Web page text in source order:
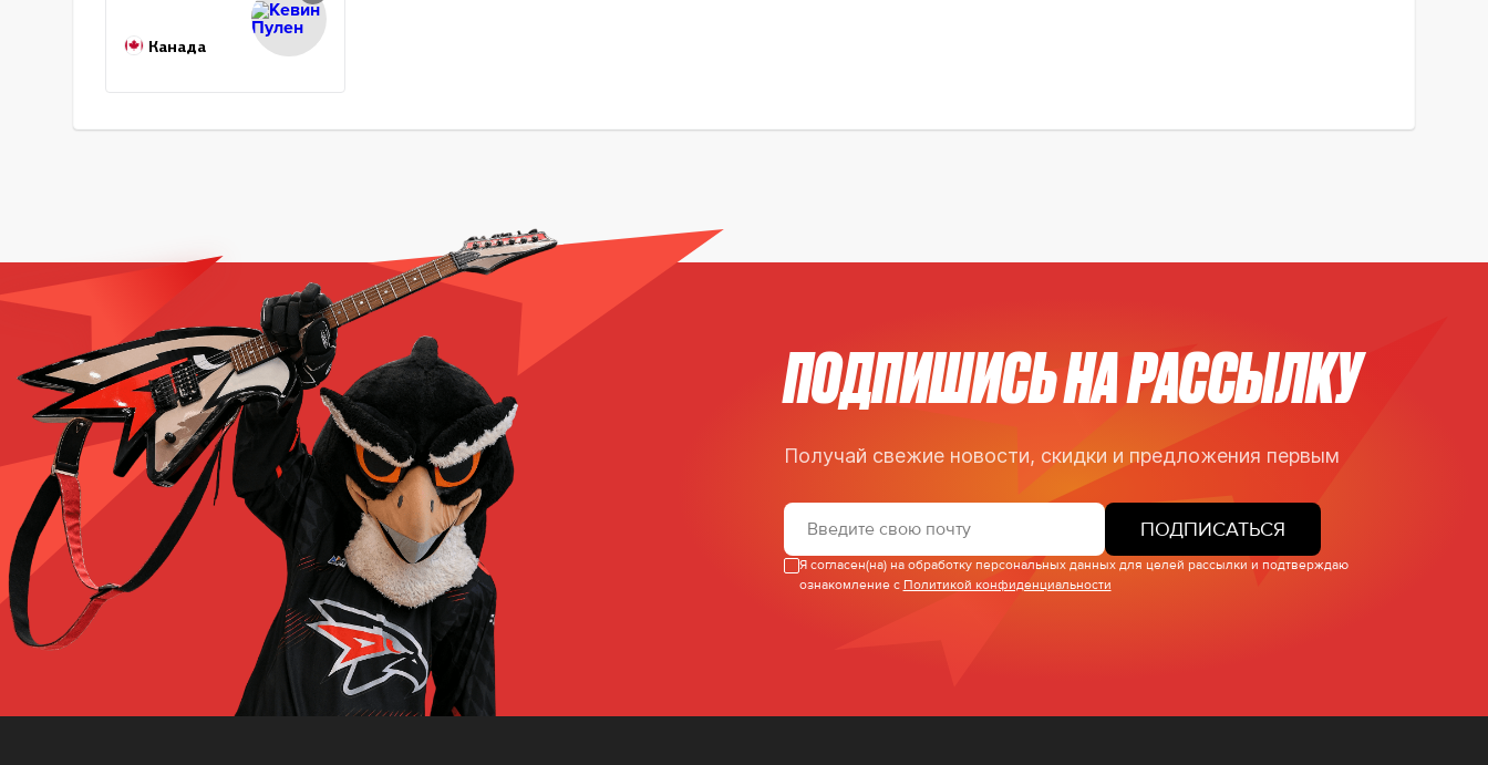
Канада
ПОДПИШИСЬ НА РАССЫЛКУ
Получай свежие новости, скидки и предложения первым
ПОДПИСАТЬСЯ
Я согласен(на) на обработку персональных данных для целей рассылки и подтверждаю
ознакомление с Политикой конфиденциальности